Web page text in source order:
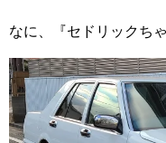
なに、『セドリックち